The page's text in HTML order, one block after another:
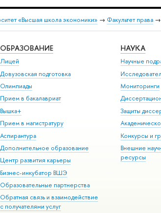
«Высшая школа экономики» → Факультет права→
ОБРАЗОВАНИЕ
Лицей
Довузовская подготовка
Олимпиады
Прием в бакалавриат
Вышка+
Прием в магистратуру
Аспирантура
Дополнительное образование
Центр развития карьеры
Бизнес-инкубатор ВШЭ
Образовательные партнерства
Обратная связь и взаимодействие
с получателями услуг
НАУКА
Научные
Мониторинги
Защиты
Конкурсы и
Внешние
ресурсы